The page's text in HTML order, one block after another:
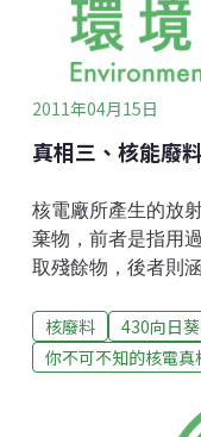
2011年04月15日
真相三、核能廢
核電廠所產生的放
棄物，前者是指用
取殘餘物，後者則
反應爐體相關廢棄
電所規劃的處理方
及輻射線，因此必
核廢料 430向日
你不可不知的核電真